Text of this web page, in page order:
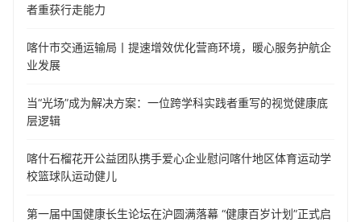
者重获行走能力
喀什市交通运输局丨提速增效优化营商环境，暖心服务护航企
业发展
当“光场”成为解决方案：一位跨学科实践者重写的视觉健康底
层逻辑
喀什石榴花开公益团队携手爱心企业慰问喀什地区体育运动学
校篮球队运动健儿
第一届中国健康长生论坛在沪圆满落幕 “健康百岁计划”正式启